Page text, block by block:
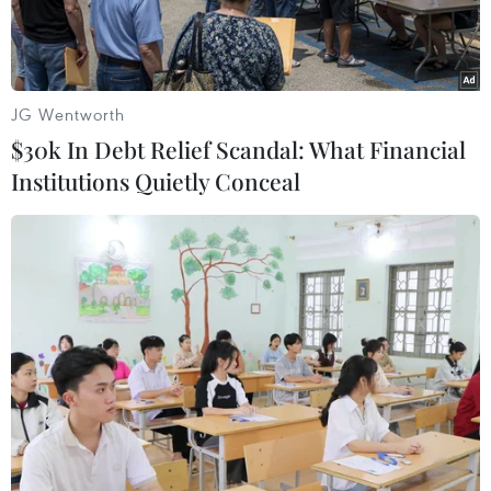
mạnh hơn nhiềuso với dự báo.
Đây sẽ là một cơ sở củng cố cho chủ trương của
Ngân hàng trung ương nước nàycắt giảm gói
Báo cáo của Bộ Thương mại Mỹ, cho biết tốc độ
tăng Tổng sản phẩm quốc nội(GDP) của quốc gia
này trong quý II/2013 đạt 2,5% thay vì 1,7% như
báo cáo sơ bộlần đầu ngày 31/7 và cao hơn mức
dự báo 2,2% của các chuyên gia.
Tốc độ tăng GDP này cao gấp hơn hai lần mức
tăng chỉ đạt 1,1% trong quý đầunăm 2013. Chi
tiêu của người tiêu dùng và kim ngạch xuất
khẩu tăng là hai nguyênnhân chủ yếu đẩy
JG Wentworth
$30k In Debt Relief Scandal: What Financial
Institutions Quietly Conceal